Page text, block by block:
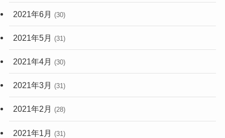
2021年6月 (30)
2021年5月 (31)
2021年4月 (30)
2021年3月 (31)
2021年2月 (28)
2021年1月 (31)